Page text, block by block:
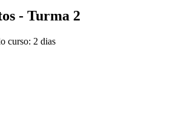
- Turma 2
curso: 2 dias